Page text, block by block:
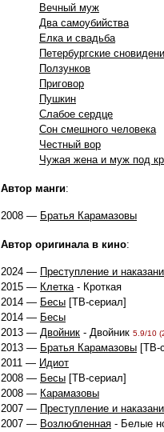
Вечный муж
Два самоубийства
Елка и свадьба
Петербургские
Ползунков
Приговор
Пушкин
Слабое сердце
Сон смешного человека
Честный вор
Чужая жена и муж под
Автор манги:
2008 — Братья Карамазовы
Автор оригинала в кино:
2024 — Преступление и
2015 — Клетка- Кроткая
2014 — Бесы [ТВ-сериал]
2014 — Бесы
2013 — Двойник - Двойник 5.9/10
2013 — Братья Карамазовы [ТВ-
2011 — Идиот
2008 — Бесы [ТВ-сериал]
2008 — Карамазовы
2007 — Преступление и
2007 — Возлюбленная - Белые